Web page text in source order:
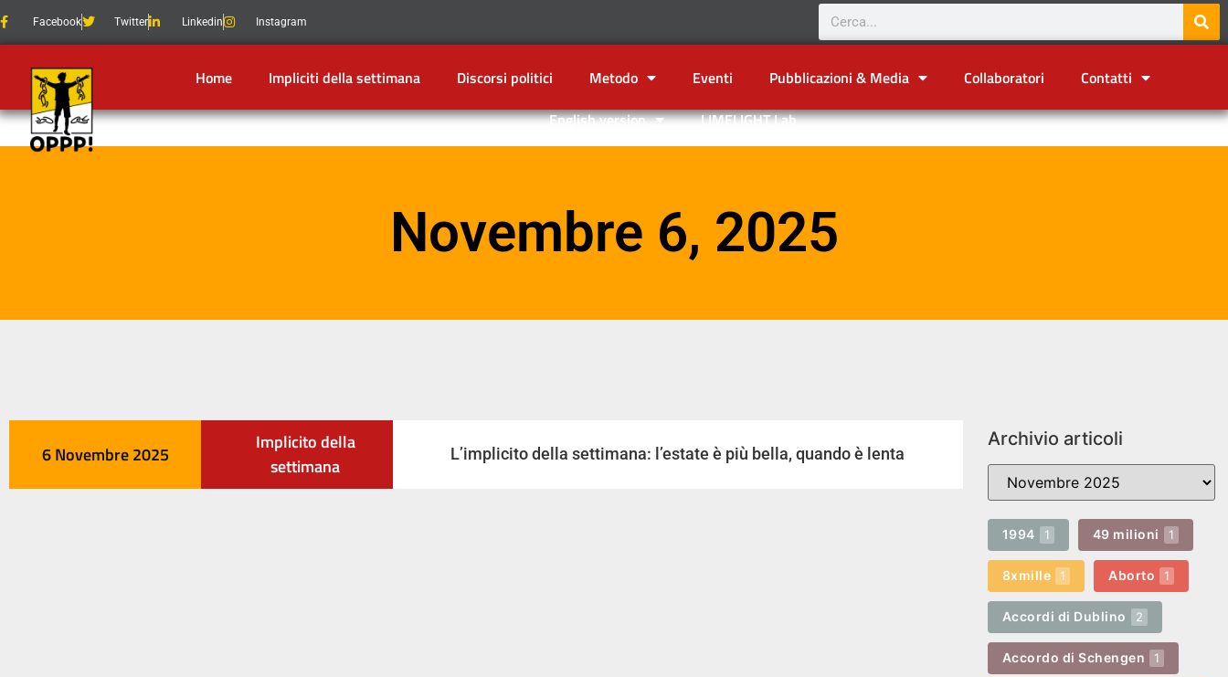
Facebook Twitter Linkedin Instagram
Home Impliciti della settimana Discorsi politici Metodo Eventi Pubblicazioni & Media Collaboratori
Contatti
English version
LIMELIGHT Lab
Novembre 6, 2025
6 Novembre 2025
Implicito della
settimana
L’implicito della settimana: l’estate è più bella, quando è lenta
Archivio articoli
1994 1 49 milioni 1
8xmille 1 Aborto 1
Accordi di Dublino 2
Accordo di Schengen 1